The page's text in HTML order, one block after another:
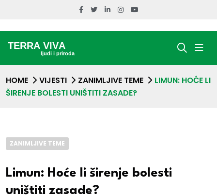
HOME VIJESTI ZANIMLJIVE TEME
LIMUN: HOĆE LI
ŠIRENJE BOLESTI UNIŠTITI ZASADE?
ZANIMLJIVE TEME
Limun: Hoće li širenje bolesti
uništiti zasade?